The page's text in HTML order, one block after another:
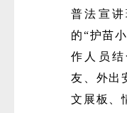
普法宣
的“护苗
作人员
友、外出
文展板、